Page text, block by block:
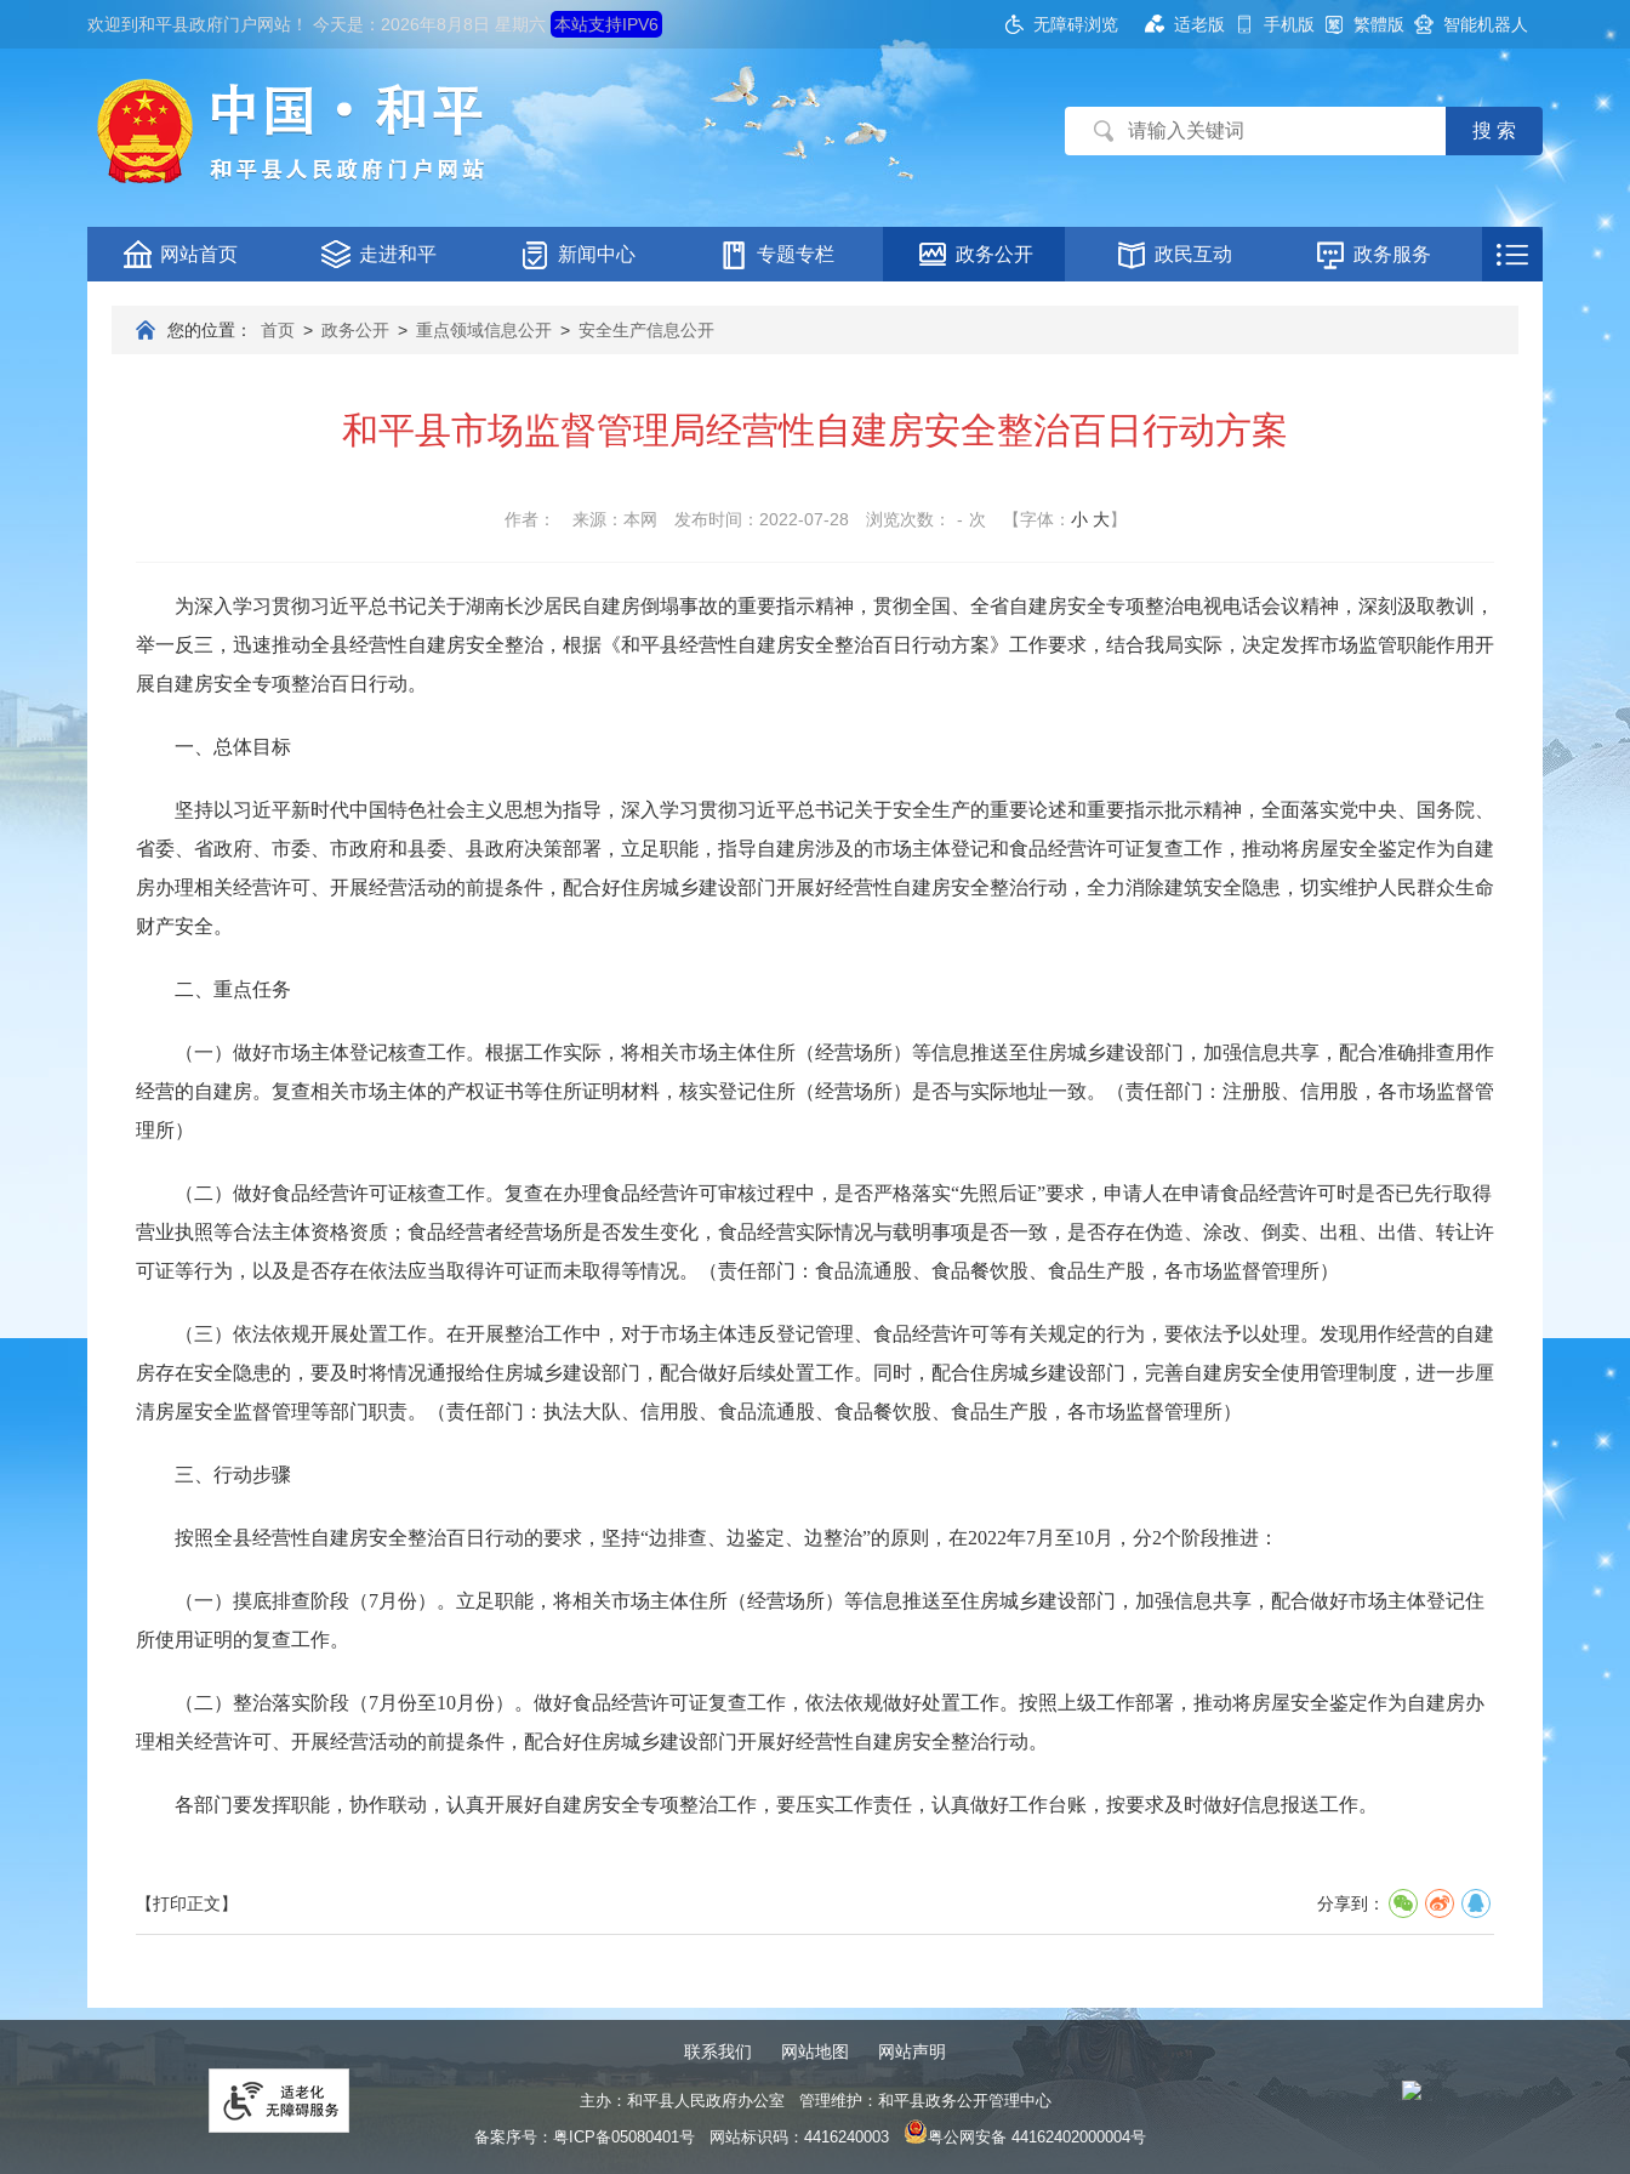
欢迎到和平县政府门户网站 ！ 今天是： 2026年8月8日 星期六 本站支持IPV6 无障碍浏览 适老版 手机版 繁體版 智能机器人
网站首页 走进和平 新闻中心 专题专栏 政务公开 政民互动 政务服务
您的位置： 首页 > 政务公开 > 重点领域信息公开 > 安全生产信息公开
和平县市场监督管理局经营性自建房安全整治百日行动方案
作者： 来源：本网 发布时间：2022-07-28 浏览次数： - 次 【字体： 小 大】
为深入学习贯彻习近平总书记关于湖南长沙居民自建房倒塌事故的重要指示精神，贯彻全国、全省自建房安全专项整治电视电话会议精神，深刻汲取教训，
举一反三，迅速推动全县经营性自建房安全整治，根据《和平县经营性自建房安全整治百日行动方案》工作要求，结合我局实际，决定发挥市场监管职能作用开
展自建房安全专项整治百日行动。
一、总体目标
坚持以习近平新时代中国特色社会主义思想为指导，深入学习贯彻习近平总书记关于安全生产的重要论述和重要指示批示精神，全面落实党中央、国务院、
省委、省政府、市委、市政府和县委、县政府决策部署，立足职能，指导自建房涉及的市场主体登记和食品经营许可证复查工作，推动将房屋安全鉴定作为自建
房办理相关经营许可、开展经营活动的前提条件，配合好住房城乡建设部门开展好经营性自建房安全整治行动，全力消除建筑安全隐患，切实维护人民群众生命
财产安全。
二、重点任务
（一）做好市场主体登记核查工作。根据工作实际，将相关市场主体住所（经营场所）等信息推送至住房城乡建设部门，加强信息共享，配合准确排查用作
经营的自建房。复查相关市场主体的产权证书等住所证明材料，核实登记住所（经营场所）是否与实际地址一致。（责任部门：注册股、信用股，各市场监督管
理所）
（二）做好食品经营许可证核查工作。复查在办理食品经营许可审核过程中，是否严格落实“先照后证”要求，申请人在申请食品经营许可时是否已先行取得
营业执照等合法主体资格资质；食品经营者经营场所是否发生变化，食品经营实际情况与载明事项是否一致，是否存在伪造、涂改、倒卖、出租、出借、转让许
可证等行为，以及是否存在依法应当取得许可证而未取得等情况。（责任部门：食品流通股、食品餐饮股、食品生产股，各市场监督管理所）
（三）依法依规开展处置工作。在开展整治工作中，对于市场主体违反登记管理、食品经营许可等有关规定的行为，要依法予以处理。发现用作经营的自建
房存在安全隐患的，要及时将情况通报给住房城乡建设部门，配合做好后续处置工作。同时，配合住房城乡建设部门，完善自建房安全使用管理制度，进一步厘
清房屋安全监督管理等部门职责。（责任部门：执法大队、信用股、食品流通股、食品餐饮股、食品生产股，各市场监督管理所）
三、行动步骤
按照全县经营性自建房安全整治百日行动的要求，坚持“边排查、边鉴定、边整治”的原则，在2022年7月至10月，分2个阶段推进：
（一）摸底排查阶段（7月份）。立足职能，将相关市场主体住所（经营场所）等信息推送至住房城乡建设部门，加强信息共享，配合做好市场主体登记住
所使用证明的复查工作。
（二）整治落实阶段（7月份至10月份）。做好食品经营许可证复查工作，依法依规做好处置工作。按照上级工作部署，推动将房屋安全鉴定作为自建房办
理相关经营许可、开展经营活动的前提条件，配合好住房城乡建设部门开展好经营性自建房安全整治行动。
各部门要发挥职能，协作联动，认真开展好自建房安全专项整治工作，要压实工作责任，认真做好工作台账，按要求及时做好信息报送工作。
分享到：
【打印正文】
联系我们 网站地图 网站声明
主办：和平县人民政府办公室 管理维护：和平县政务公开管理中心
备案序号： 粤ICP备05080401号 网站标识码：4416240003 粤公网安备 44162402000004号